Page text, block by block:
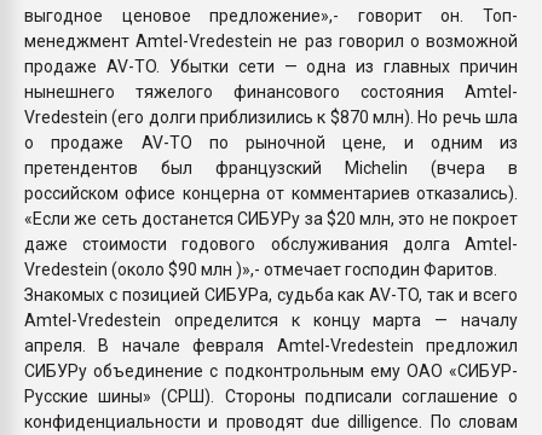
выгодное ценовое предложение»,- говорит он. Топ-
менеджмент Amtel-Vredestein не раз говорил о возможной
продаже AV-TO. Убытки сети — одна из главных причин
нынешнего тяжелого финансового состояния Amtel-
Vredestein (его долги приблизились к $870 млн). Но речь шла
о продаже AV-TO по рыночной цене, и одним из
претендентов был французский Michelin (вчера в
российском офисе концерна от комментариев отказались).
«Если же сеть достанется СИБУРу за $20 млн, это не покроет
даже стоимости годового обслуживания долга Amtel-
Vredestein (около $90 млн )»,- отмечает господин Фаритов.
Знакомых с позицией СИБУРа, судьба как AV-TO, так и всего
Amtel-Vredestein определится к концу марта — началу
апреля. В начале февраля Amtel-Vredestein предложил
СИБУРу объединение с подконтрольным ему ОАО «СИБУР-
Русские шины» (СРШ). Стороны подписали соглашение о
конфиденциальности и проводят due dilligence. По словам